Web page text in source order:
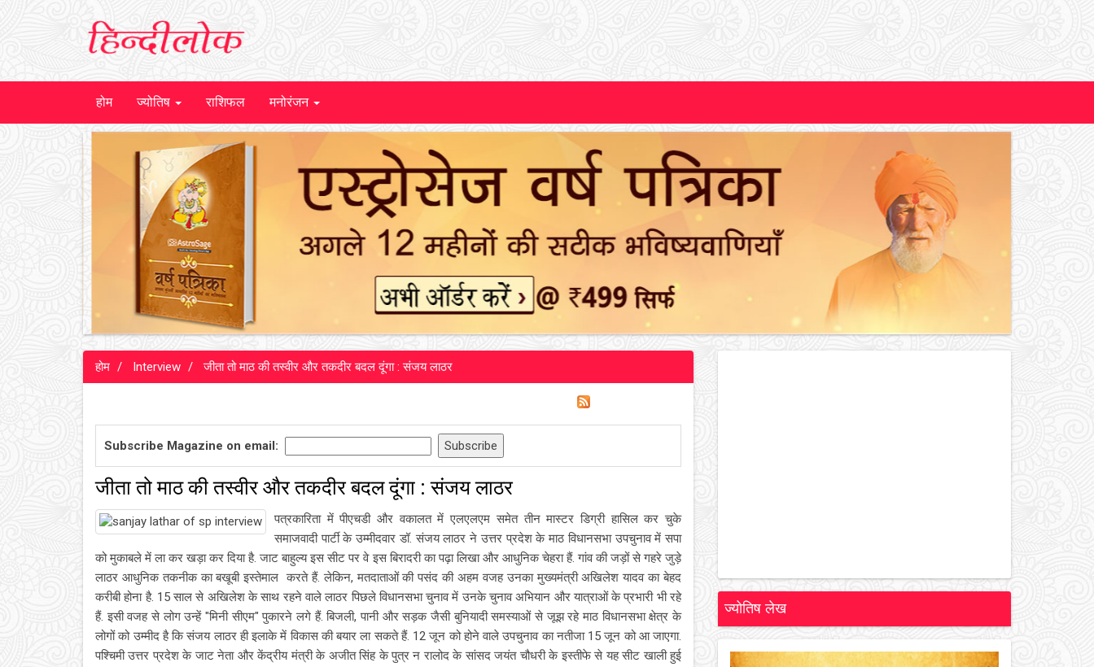
होम ज्योतिष राशिफल मनोरंजन
होम Interview जीता तो माठ की तस्वीर और तकदीर बदल दूंगा : संजय लाठर
Subscribe Magazine on email:
जीता तो माठ की तस्वीर और तकदीर बदल दूंगा : संजय लाठर
पत्रकारिता में पीएचडी और वकालत में एलएलएम समेत तीन मास्टर डिग्री हासिल कर चुके
समाजवादी पार्टी के उम्मीदवार डॉ. संजय लाठर ने उत्तर प्रदेश के माठ विधानसभा उपचुनाव में सपा
को मुकाबले में ला कर खड़ा कर दिया है. जाट बाहुल्य इस सीट पर वे इस बिरादरी का पढ़ा लिखा और आधुनिक चेहरा हैं. गांव की जड़ों से गहरे जुड़े
लाठर आधुनिक तकनीक का बखूबी इस्तेमाल करते हैं. लेकिन, मतदाताओं की पसंद की अहम वजह उनका मुख्यमंत्री अखिलेश यादव का बेहद
करीबी होना है. 15 साल से अखिलेश के साथ रहने वाले लाठर पिछले विधानसभा चुनाव में उनके चुनाव अभियान और यात्राओं के प्रभारी भी रहे
हैं. इसी वजह से लोग उन्हें "मिनी सीएम" पुकारने लगे हैं. बिजली, पानी और सड़क जैसी बुनियादी समस्याओं से जूझ रहे माठ विधानसभा क्षेत्र के
लोगों को उम्मीद है कि संजय लाठर ही इलाके में विकास की बयार ला सकते हैं. 12 जून को होने वाले उपचुनाव का नतीजा 15 जून को आ जाएगा.
पश्चिमी उत्तर प्रदेश के जाट नेता और केंद्रीय मंत्री के अजीत सिंह के पुत्र न रालोद के सांसद जयंत चौधरी के इस्तीफे से यह सीट खाली हुई
ज्योतिष लेख